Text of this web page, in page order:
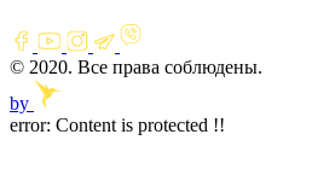
© 2020. Все права соблюдены.
by
error: Content is protected !!